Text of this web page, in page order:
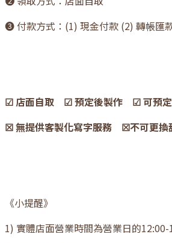
❸ 付款方式：(1) 現金付款 (2) 轉帳匯
☑ 店面自取 ☑ 預定後製作 ☑ 可預定
☒ 無提供客製化寫字服務 ☒不可更換
《小提醒》
1) 實體店面營業時間為營業日的12:00-